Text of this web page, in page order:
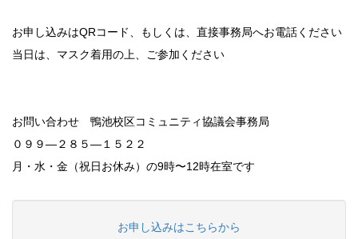
お申し込みはQRコード、もしくは、直接事務局へお電話ください
当日は、マスク着用の上、ご参加ください
お問い合わせ 鴨池校区コミュニティ協議会事務局
０９９—２８５—１５２２
月・水・金（祝日お休み）の9時〜12時在室です
お申し込みはこちらから